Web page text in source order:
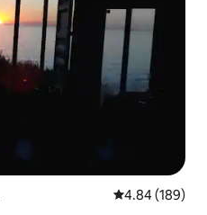
レビュー189
4.84 (189)